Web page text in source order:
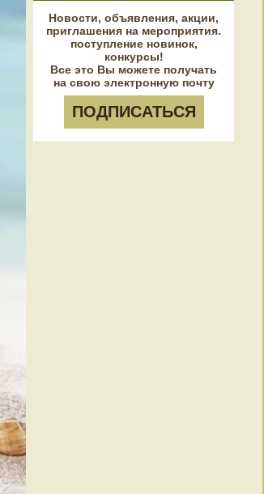
Новости, объявления, акции,
приглашения на мероприятия.
поступление новинок,
конкурсы!
Все это Вы можете получать
на свою электронную почту
ПОДПИСАТЬСЯ